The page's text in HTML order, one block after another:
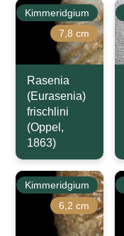
Kimmeridgium
7,8 cm
Rasenia
(Eurasenia)
frischlini
(Oppel,
1863)
Kimmeridgium
6,2 cm